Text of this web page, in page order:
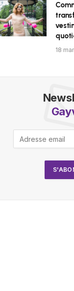
18